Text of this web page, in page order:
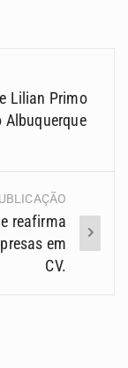
Lilian Primo
Albuquerque
reafirma
em
CV.